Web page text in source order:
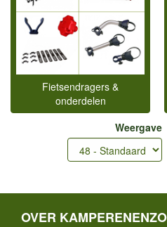
Fietsendragers &
onderdelen
Weergave
OVER